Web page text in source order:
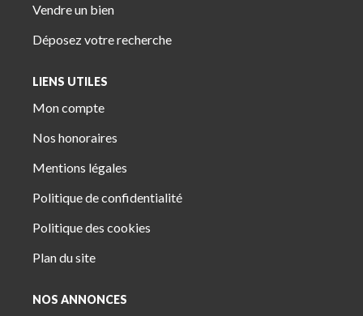
Vendre un bien
Déposez votre recherche
LIENS UTILES
Mon compte
Nos honoraires
Mentions légales
Politique de confidentialité
Politique des cookies
Plan du site
NOS ANNONCES